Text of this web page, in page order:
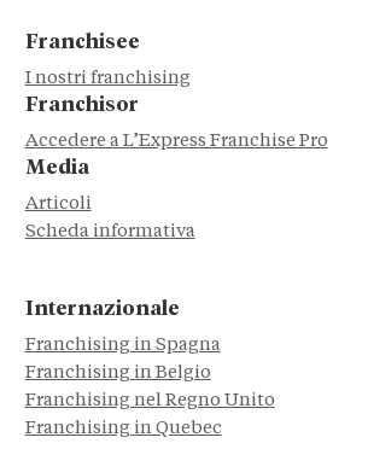
Franchisee
I nostri franchising
Franchisor
Accedere a L’Express Franchise Pro
Media
Articoli
Scheda informativa
Internazionale
Franchising in Spagna
Franchising in Belgio
Franchising nel Regno Unito
Franchising in Quebec